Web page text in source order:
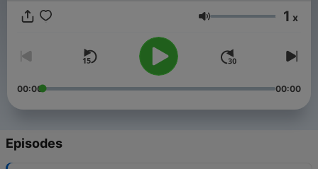
▍官網：https://thehearsaytw.wixsite.com/thehearsaypodcast
▍FB：聽說（@TheHearSayChannel）
▍聯絡我們：thehearsaytw@gmail.com
Powered byFirstory Hosting
Volume 1 x
00:00 00:00
Episodes